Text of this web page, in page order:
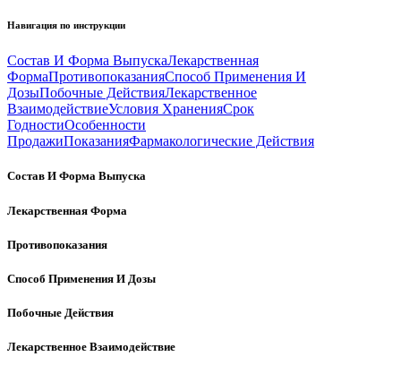
Навигация по инструкции
Состав И Форма ВыпускаЛекарственная
ФормаПротивопоказанияСпособ Применения И
ДозыПобочные ДействияЛекарственное
ВзаимодействиеУсловия ХраненияСрок
ГодностиОсобенности
ПродажиПоказанияФармакологические Действия
Состав И Форма Выпуска
Лекарственная Форма
Противопоказания
Способ Применения И Дозы
Побочные Действия
Лекарственное Взаимодействие